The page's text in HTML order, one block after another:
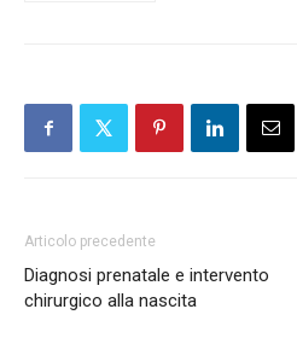
Articolo precedente
Diagnosi prenatale e intervento
chirurgico alla nascita